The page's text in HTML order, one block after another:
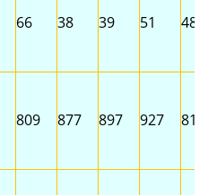
66 38 39 51 48
809 877 897 927 812